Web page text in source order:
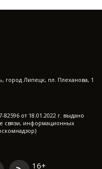
город Липецк, пл. Плеханова, 1
от 18.01.2022 г. выдано
связи, информационных
16+